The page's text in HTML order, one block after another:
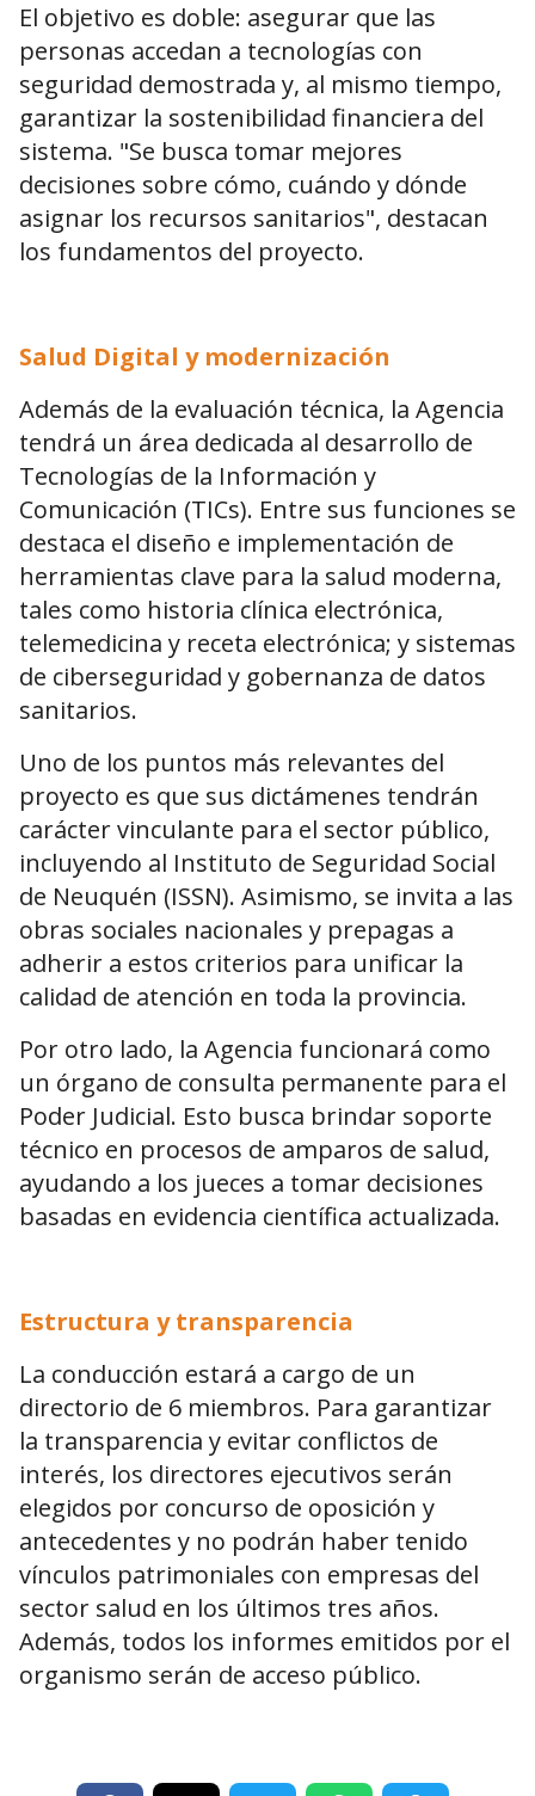
El objetivo es doble: asegurar que las
personas accedan a tecnologías con
seguridad demostrada y, al mismo tiempo,
garantizar la sostenibilidad financiera del
sistema. "Se busca tomar mejores
decisiones sobre cómo, cuándo y dónde
asignar los recursos sanitarios", destacan
los fundamentos del proyecto.
Salud Digital y modernización
Además de la evaluación técnica, la Agencia
tendrá un área dedicada al desarrollo de
Tecnologías de la Información y
Comunicación (TICs). Entre sus funciones se
destaca el diseño e implementación de
herramientas clave para la salud moderna,
tales como historia clínica electrónica,
telemedicina y receta electrónica; y sistemas
de ciberseguridad y gobernanza de datos
sanitarios.
Uno de los puntos más relevantes del
proyecto es que sus dictámenes tendrán
carácter vinculante para el sector público,
incluyendo al Instituto de Seguridad Social
de Neuquén (ISSN). Asimismo, se invita a las
obras sociales nacionales y prepagas a
adherir a estos criterios para unificar la
calidad de atención en toda la provincia.
Por otro lado, la Agencia funcionará como
un órgano de consulta permanente para el
Poder Judicial. Esto busca brindar soporte
técnico en procesos de amparos de salud,
ayudando a los jueces a tomar decisiones
basadas en evidencia científica actualizada.
Estructura y transparencia
La conducción estará a cargo de un
directorio de 6 miembros. Para garantizar
la transparencia y evitar conflictos de
interés, los directores ejecutivos serán
elegidos por concurso de oposición y
antecedentes y no podrán haber tenido
vínculos patrimoniales con empresas del
sector salud en los últimos tres años.
Además, todos los informes emitidos por el
organismo serán de acceso público.